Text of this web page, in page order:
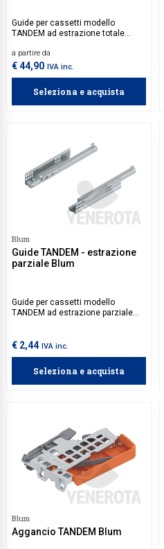
Guide per cassetti modello
TANDEM ad estrazione totale
BLUMOTION integrato per una
chiusura dolce e silenziosa.
Aggancio Tandem da acquistare
a partire da
€ 44,90 IVA inc.
Seleziona e acquista
Blum
Guide TANDEM - estrazione
parziale Blum
Guide per cassetti modello
TANDEM ad estrazione parziale
acquistare separatamente.
€ 2,44 IVA inc.
Seleziona e acquista
Blum
Aggancio TANDEM Blum